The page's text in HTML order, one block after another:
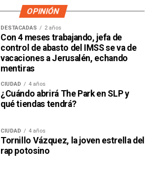
OPINIÓN
DESTACADAS 2 años
Con 4 meses trabajando, jefa de
control de abasto del IMSS se va de
vacaciones a Jerusalén, echando
mentiras
CIUDAD 4 años
¿Cuándo abrirá The Park en SLP y
qué tiendas tendrá?
CIUDAD 4 años
Tornillo Vázquez, la joven estrella del
rap potosino